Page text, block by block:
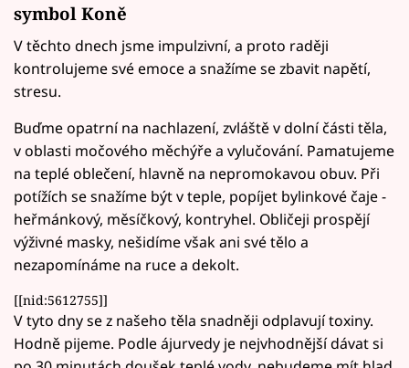
symbol Koně
V těchto dnech jsme impulzivní, a proto raději
kontrolujeme své emoce a snažíme se zbavit napětí,
stresu.
Buďme opatrní na nachlazení, zvláště v dolní části těla,
v oblasti močového měchýře a vylučování. Pamatujeme
na teplé oblečení, hlavně na nepromokavou obuv. Při
potížích se snažíme být v teple, popíjet bylinkové čaje -
heřmánkový, měsíčkový, kontryhel. Obličeji prospějí
výživné masky, nešidíme však ani své tělo a
nezapomínáme na ruce a dekolt.
[[nid:5612755]]
V tyto dny se z našeho těla snadněji odplavují toxiny.
Hodně pijeme. Podle ájurvedy je nejvhodnější dávat si